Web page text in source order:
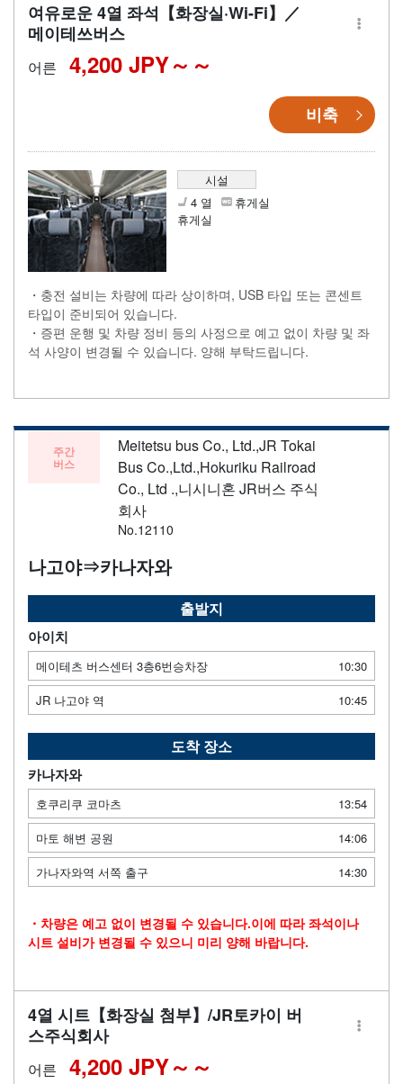
여유로운 4열 좌석【화장실·Wi-Fi】／
메이테쓰버스
어른 4,200 JPY～
비축
시설
4 열
휴게실
휴게실
・충전 설비는 차량에 따라 상이하며, USB 타입 또는 콘센트
타입이 준비되어 있습니다.
・증편 운행 및 차량 정비 등의 사정으로 예고 없이 차량 및 좌
석 사양이 변경될 수 있습니다. 양해 부탁드립니다.
주간
버스
Meitetsu bus Co., Ltd.,JR Tokai
Bus Co.,Ltd.,Hokuriku Railroad
Co., Ltd .,니시니혼 JR버스 주식
회사
No.12110
나고야⇒카나자와
출발지
아이치
메이테츠 버스센터 3층6번승차장
10:30
JR 나고야 역
10:45
도착 장소
카나자와
호쿠리쿠 코마츠
13:54
마토 해변 공원
14:06
가나자와역 서쪽 출구
14:30
・차량은 예고 없이 변경될 수 있습니다.이에 따라 좌석이나
시트 설비가 변경될 수 있으니 미리 양해 바랍니다.
4열 시트【화장실 첨부】/JR토카이 버
스주식회사
어른 4,200 JPY～